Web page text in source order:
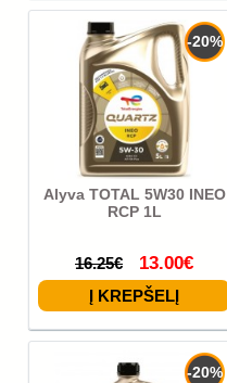
-20%
Alyva TOTAL 5W30 INEO
RCP 1L
16.25€ 13.00€
-20%